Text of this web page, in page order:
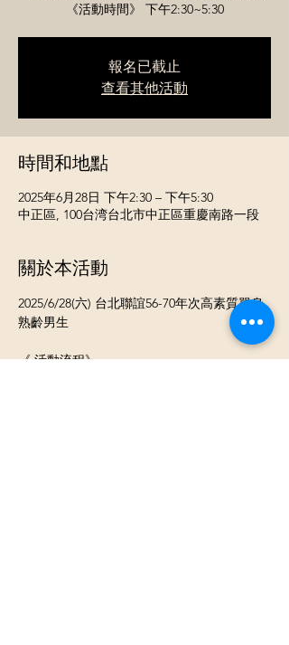
《活動時間》 下午2:30~5:30
報名已截止
查看其他活動
時間和地點
2025年6月28日 下午2:30 – 下午5:30
中正區, 100台湾台北市中正區重慶南路一段
關於本活動
2025/6/28(六) 台北聯誼56-70年次高素質單身
熟齡男生
《 活動流程》